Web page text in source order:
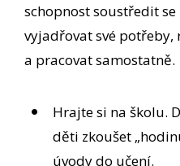
schopnost soustředit
vyjadřovat své
a pracovat samostatně.
Hrajte si na školu.
děti zkoušet
úvody do učení.